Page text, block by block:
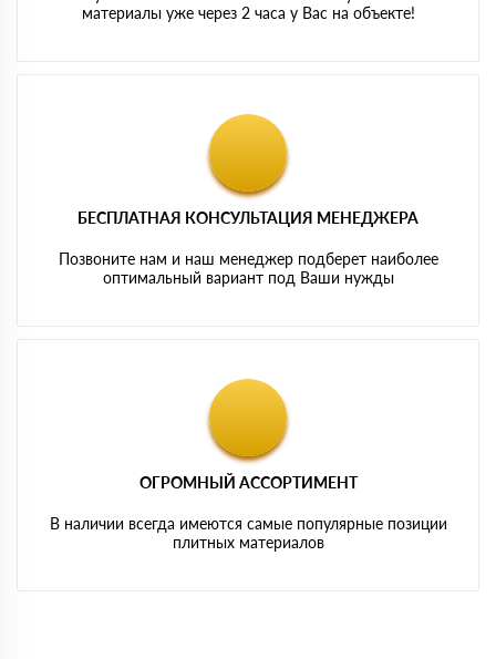
материалы уже через 2 часа у Вас на объекте!
БЕСПЛАТНАЯ КОНСУЛЬТАЦИЯ МЕНЕДЖЕРА
Позвоните нам и наш менеджер подберет наиболее
оптимальный вариант под Ваши нужды
ОГРОМНЫЙ АССОРТИМЕНТ
В наличии всегда имеются самые популярные позиции
плитных материалов